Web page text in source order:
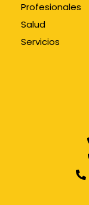
Profesionales
Salud
Servicios